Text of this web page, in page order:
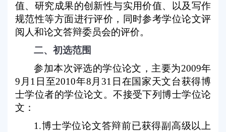
值、研究成果的创新性与实用价值、以及写作
规范性等方面进行评价，同时参考学位论文评
阅人和论文答辩委员会的评价。
二、初选范围
参加本次评选的学位论文，主要为2009年
9 月 1 日至2010年8月 31 日在国家天文台获得博
士学位者的学位论文。不接受下列博士学位论
文：
1.博士学位论文答辩前已获得副高级以上